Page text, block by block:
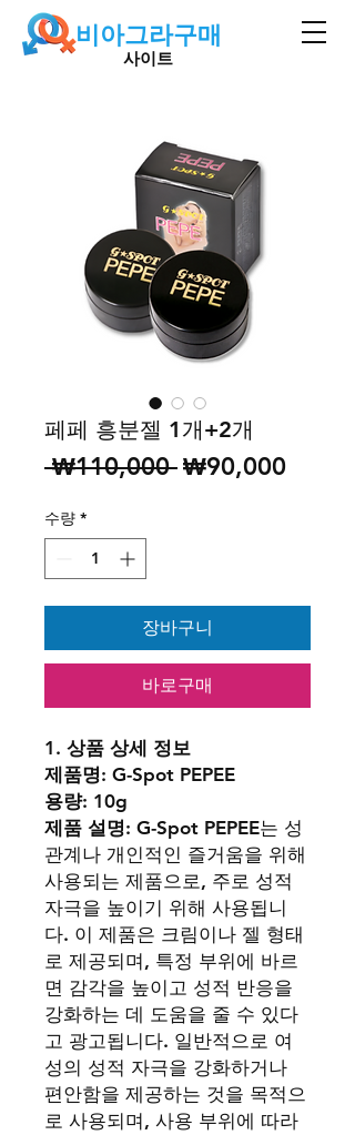
비아그라구매
사이트
페페 흥분젤 1개+2개
₩110,000 일
₩90,000할
수량 *
장바구니
바로구매
1. 상품 상세 정보
제품명: G-Spot PEPEE
용량: 10g
제품 설명: G-Spot PEPEE는 성
관계나 개인적인 즐거움을 위해
사용되는 제품으로, 주로 성적
자극을 높이기 위해 사용됩니
다. 이 제품은 크림이나 젤 형태
로 제공되며, 특정 부위에 바르
면 감각을 높이고 성적 반응을
강화하는 데 도움을 줄 수 있다
고 광고됩니다. 일반적으로 여
성의 성적 자극을 강화하거나
편안함을 제공하는 것을 목적으
로 사용되며, 사용 부위에 따라